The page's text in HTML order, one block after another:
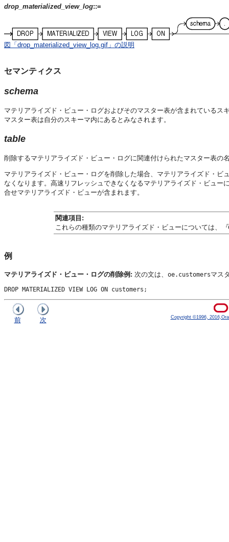
drop_materialized_view_log::=
図「drop_materialized_view_log.gif」の説明
セマンティクス
schema
マテリアライズド・ビュー・ログおよびそのマスター表が含まれているス
マスター表は自分のスキーマ内にあるとみなされます。
table
削除するマテリアライズド・ビュー・ログに関連付けられたマスター表の
マテリアライズド・ビュー・ログを削除した場合、マテリアライズド・
なくなります。高速リフレッシュできなくなるマテリアライズド・ビュ
合せマテリアライズド・ビューが含まれます。
関連項目:
これらの種類のマテリアライズド・ビューについては、
例
マテリアライズド・ビュー・ログの削除例: 次の文は、 oe.customersマス
前 次 Copyright ©1996,